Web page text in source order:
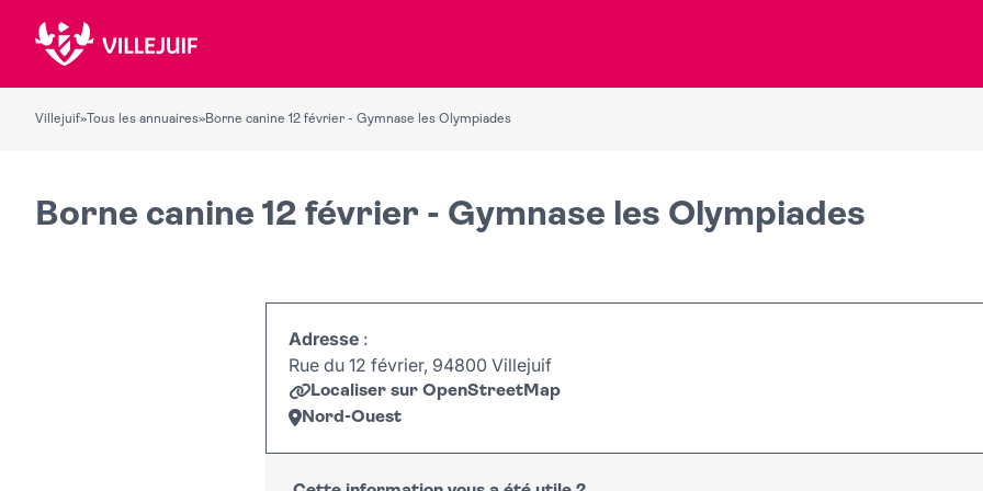
Villejuif» Tous les annuaires»Borne canine 12 février - Gymnase les Olympiades
Borne canine 12 février - Gymnase les Olympiades
Adresse :
Rue du 12 février, 94800 Villejuif
Localiser sur OpenStreetMap
Nord-Ouest
+